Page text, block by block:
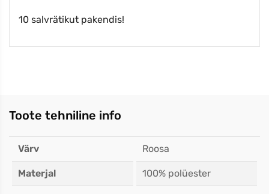
10 salvrätikut pakendis!
Toote tehniline info
Värv Roosa
Materjal 100% polüester